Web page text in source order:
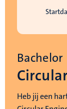
Bachelor
Heb jij een